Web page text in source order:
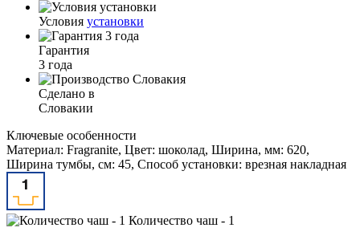
Условия установки
Гарантия
3 года
Сделано в
Словакии
Ключевые особенности
Материал: Fragranite, Цвет: шоколад, Ширина, мм: 620,
Ширина тумбы, см: 45, Способ установки: врезная накладная
Количество чаш - 1